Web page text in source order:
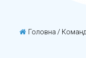
Головна /